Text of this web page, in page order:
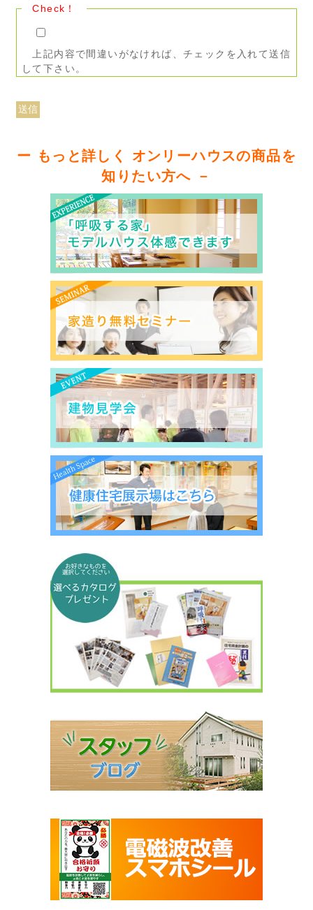
Check！
上記内容で間違いがなければ、チェックを入れて送信
して下さい。
ー もっと詳しく オンリーハウスの商品を
知りたい方へ －